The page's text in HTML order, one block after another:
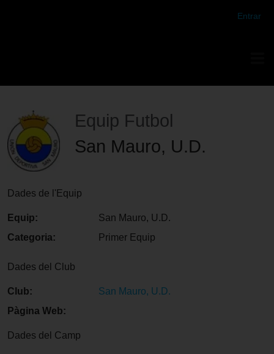
Entrar
Equip Futbol
San Mauro, U.D.
Dades de l'Equip
Equip:
San Mauro, U.D.
Categoria:
Primer Equip
Dades del Club
Club:
San Mauro, U.D.
Pàgina Web:
Dades del Camp